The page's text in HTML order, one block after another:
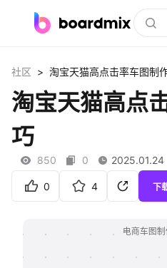
社区资源
企业服务
社区 > 淘宝天猫高点击率车图制
淘宝天猫高点
巧
850 0 2025.01.24
0 4 下